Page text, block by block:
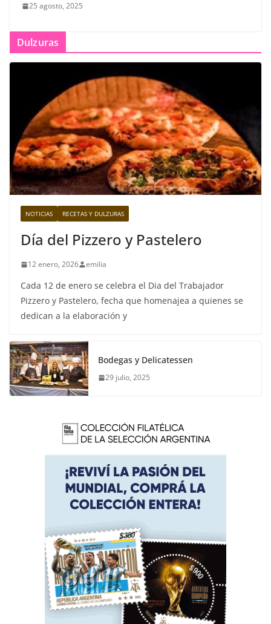
25 agosto, 2025
Dulzuras
NOTICIAS RECETAS Y DULZURAS
Día del Pizzero y Pastelero
12 enero, 2026 emilia
Cada 12 de enero se celebra el Dia del Trabajador
Pizzero y Pastelero, fecha que homenajea a quienes se
dedican a la elaboración y
Bodegas y Delicatessen
29 julio, 2025